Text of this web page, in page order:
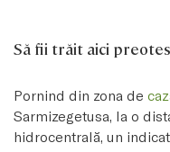
Să fii trăit aici
Pornind din zona de
Sarmizegetusa, la o
hidrocentrală, un